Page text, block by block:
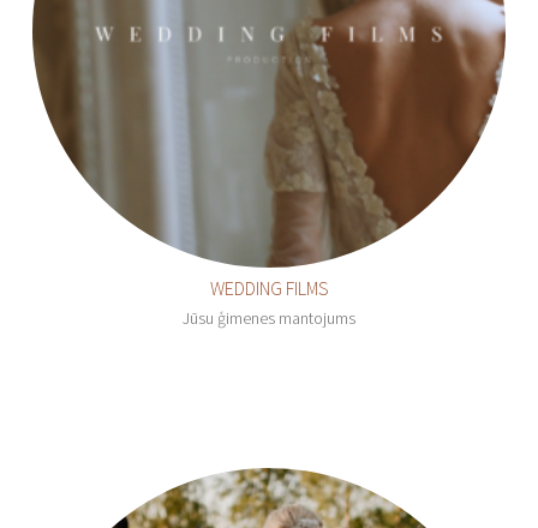
WEDDING FILMS
Jūsu ģimenes mantojums